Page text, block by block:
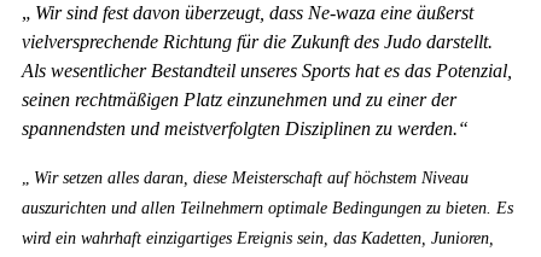
„ Wir sind fest davon überzeugt, dass Ne-waza eine äußerst
vielversprechende Richtung für die Zukunft des Judo darstellt.
Als wesentlicher Bestandteil unseres Sports hat es das Potenzial,
seinen rechtmäßigen Platz einzunehmen und zu einer der
spannendsten und meistverfolgten Disziplinen zu werden.“
Wir setzen alles daran, diese Meisterschaft auf höchstem Niveau
auszurichten und allen Teilnehmern optimale Bedingungen zu bieten. Es
wird ein wahrhaft einzigartiges Ereignis sein, das Kadetten, Junioren,